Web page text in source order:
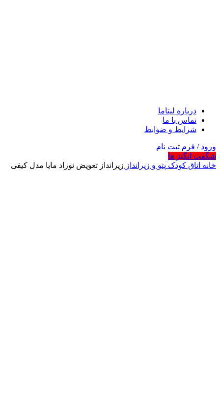
درباره لیتاما
تماس با ما
شرایط و ضوابط
ورود / فرم ثبت نام
شگفت انگیز ها
خانه اتاق کودک پتو و زیرانداز زیرانداز تعویض نوزاد مایا مدل کیفی